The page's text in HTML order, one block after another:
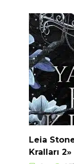
Leia
Kralları 2»